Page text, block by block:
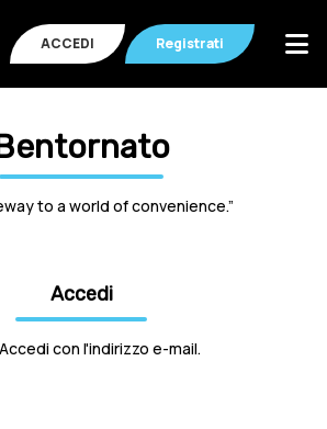
ACCEDI Registrati
to a world of convenience.”
Accedi
con l'indirizzo e-mail.